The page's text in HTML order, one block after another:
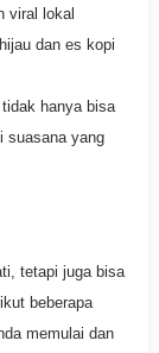
viral lokal
dan es kopi
hanya bisa
suasana yang
tetapi juga bisa
beberapa
memulai dan